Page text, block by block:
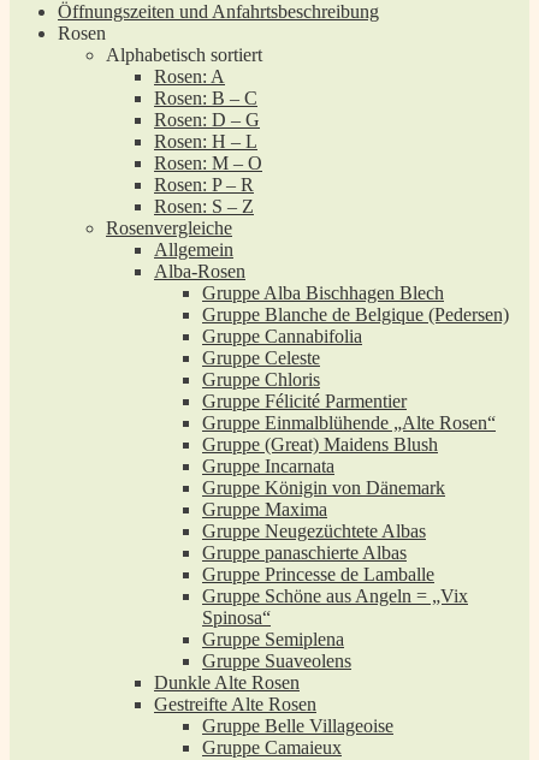
Öffnungszeiten und Anfahrtsbeschreibung
Rosen
Alphabetisch sortiert
Rosen: A
Rosen: B – C
Rosen: D – G
Rosen: H – L
Rosen: M – O
Rosen: P – R
Rosen: S – Z
Rosenvergleiche
Allgemein
Alba-Rosen
Gruppe Alba Bischhagen Blech
Gruppe Blanche de Belgique (Pedersen)
Gruppe Cannabifolia
Gruppe Celeste
Gruppe Chloris
Gruppe Félicité Parmentier
Gruppe Einmalblühende „Alte Rosen“
Gruppe (Great) Maidens Blush
Gruppe Incarnata
Gruppe Königin von Dänemark
Gruppe Maxima
Gruppe Neugezüchtete Albas
Gruppe panaschierte Albas
Gruppe Princesse de Lamballe
Gruppe Schöne aus Angeln = „Vix
Spinosa“
Gruppe Semiplena
Gruppe Suaveolens
Dunkle Alte Rosen
Gestreifte Alte Rosen
Gruppe Belle Villageoise
Gruppe Camaieux